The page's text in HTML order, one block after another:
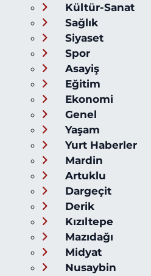
Kültür-Sanat
Sağlık
Siyaset
Spor
Asayiş
Eğitim
Ekonomi
Genel
Yaşam
Yurt Haberler
Mardin
Artuklu
Dargeçit
Derik
Kızıltepe
Mazıdağı
Midyat
Nusaybin